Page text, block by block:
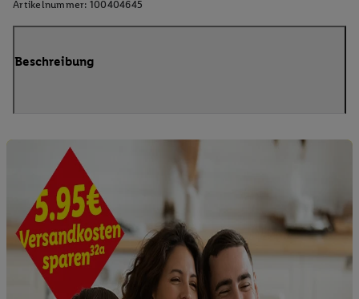
Artikelnummer: 100404645
Beschreibung